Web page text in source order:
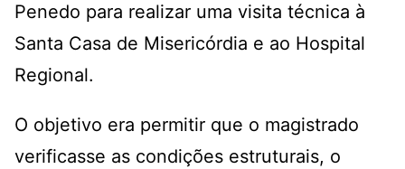
Penedo para realizar uma visita técnica à
Santa Casa de Misericórdia e ao Hospital
Regional.
O objetivo era permitir que o magistrado
verificasse as condições estruturais, o